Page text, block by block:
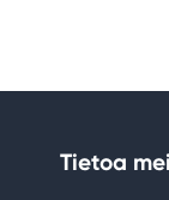
Tietoa